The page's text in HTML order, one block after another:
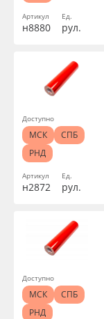
Артикул
н8880
Ед.
рул.
Артикул
н2872
Ед.
рул.
Доступно
МСК
СПБ
РНД
Доступно
МСК
СПБ
РНД